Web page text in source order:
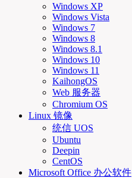
Windows XP
Windows Vista
Windows 7
Windows 8
Windows 8.1
Windows 10
Windows 11
KaihongOS
Web 服务器
Chromium OS
Linux 镜像
统信 UOS
Ubuntu
Deepin
CentOS
Microsoft Office 办公软件